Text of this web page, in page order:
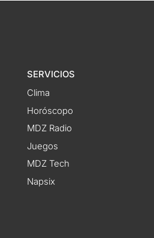
SERVICIOS
Clima
Horóscopo
MDZ Radio
Juegos
MDZ Tech
Napsix